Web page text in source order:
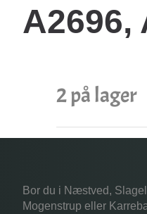
A2696,
2 på lager
Bor du i Næstved,
Mogenstrup eller